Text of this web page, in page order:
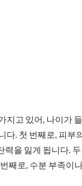
고 있어, 나이가
다. 첫 번째로, 피부
을 잃게 됩니다.
째로, 수분 부족이